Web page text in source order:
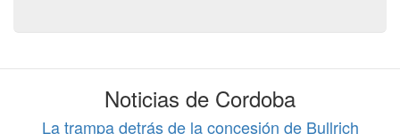
Noticias de Cordoba
La trampa detrás de la concesión de Bullrich